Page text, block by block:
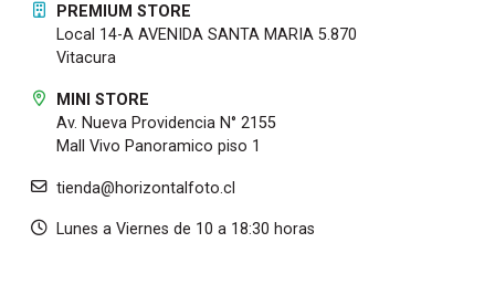
PREMIUM STORE
Local 14-A AVENIDA SANTA MARIA 5.870
Vitacura
MINI STORE
Av. Nueva Providencia N° 2155
Mall Vivo Panoramico piso 1
tienda@horizontalfoto.cl
Lunes a Viernes de 10 a 18:30 horas